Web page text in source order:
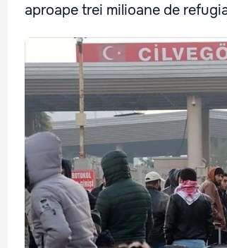
aproape trei milioane de